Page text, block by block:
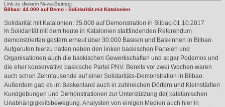
Link zu diesem News-Beitrag:
Bilbao: 44.000 auf Demo - Solidarität mit Katalonien
Solidarität mit Katalonien: 35.000 auf Demonstration in Bilbao 01.10.2017
In Solidarität mit dem heute in Katalonien stattfindenden Referendum
demonstrierten gestern erneut über 30.000 Basken und Baskinnen in Bilbao.
Aufgerufen hierzu hatten neben den linken baskischen Parteien und
Organisationen auch die baskischen Gewerkschaften und sogar Podemos und
die eher konservative baskische Partei PNV. Bereits vor zwei Wochen waren
auch schon Zehntausende auf einer Solidaritäts-Demonstration in Bilbao.
Außerdem gab es im Baskenland auch in zahlreichen Dörfern und Kleinstädten
Kundgebungen und Demonstrationen zur Unterstützung der katalanischen
Unabhängigkeitsbewegung. Analysten von einigen Medien auch hier in